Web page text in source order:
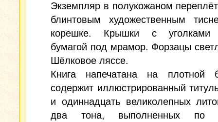
Экземпляр в полукожаном
блинтовым художественным
корешке. Крышки с уголками
бумагой под мрамор. Форзацы
Шёлковое ляссе.
Книга напечатана на плотной
содержит иллюстрированный
и одиннадцать великолепных
два тона, выполненных по